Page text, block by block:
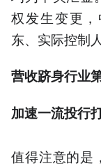
权发生变更
东、实际控制人
营收跻身行业
加速一流投行
值得注意的是